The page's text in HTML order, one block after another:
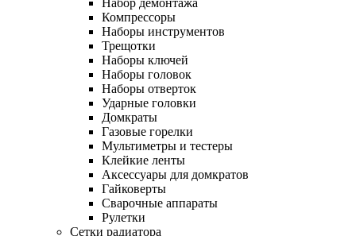
Набор демонтажа
Компрессоры
Наборы инструментов
Трещотки
Наборы ключей
Наборы головок
Наборы отверток
Ударные головки
Домкраты
Газовые горелки
Мультиметры и тестеры
Клейкие ленты
Аксессуары для домкратов
Гайковерты
Сварочные аппараты
Рулетки
Сетки радиатора